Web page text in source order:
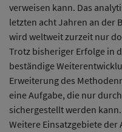
verweisen kann. Das
letzten acht Jahren an der
wird weltweit zurzeit nur
Trotz bisheriger Erfolge in
beständige
Erweiterung des
eine Aufgabe, die nur
sichergestellt werden kann.
Weitere Einsatzgebiete